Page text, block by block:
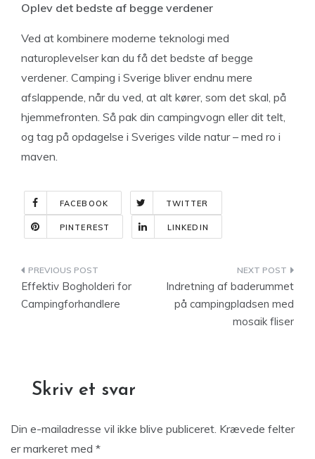
Oplev det bedste af begge verdener
Ved at kombinere moderne teknologi med
naturoplevelser kan du få det bedste af begge
verdener. Camping i Sverige bliver endnu mere
afslappende, når du ved, at alt kører, som det skal, på
hjemmefronten. Så pak din campingvogn eller dit telt,
og tag på opdagelse i Sveriges vilde natur – med ro i
maven.
FACEBOOK TWITTER
PINTEREST LINKEDIN
Indlægsnavigation
Effektiv Bogholderi for
Campingforhandlere
Indretning af baderummet
på campingpladsen med
mosaik fliser
Skriv et svar
Din e-mailadresse vil ikke blive publiceret. Krævede felter
er markeret med *